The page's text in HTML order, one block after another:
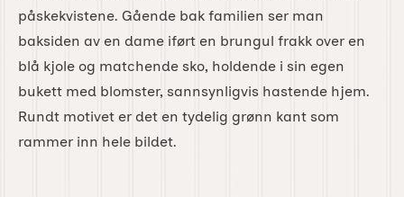
påskekvistene. Gående bak familien ser man
baksiden av en dame iført en brungul frakk over en
blå kjole og matchende sko, holdende i sin egen
bukett med blomster, sannsynligvis hastende hjem.
Rundt motivet er det en tydelig grønn kant som
rammer inn hele bildet.